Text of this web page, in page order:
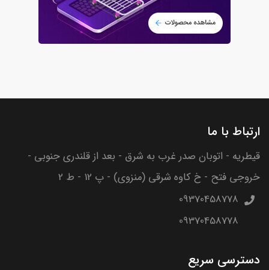
ارتباط با ما
قیطریه - اتوبان صدر غرب به شرق - بعد از قلندری جنوبی -
خروجی فتح - خ کاوه شرقی (منزوی) - پ 12 - ط 2
09370458778
09370458778
دسترسی سریع